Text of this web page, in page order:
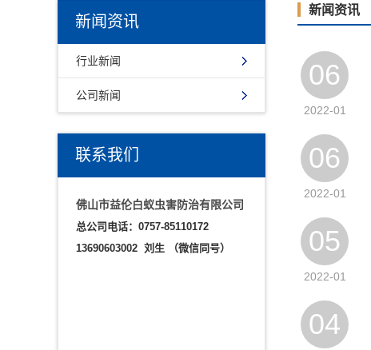
新闻资讯
行业新闻
公司新闻
联系我们
佛山市益伦白蚁虫害防治有限公司
总公司电话：0757-85110172
13690603002 刘生
（微信同号）
新闻资讯
06
2022-01
06
2022-01
05
2022-01
04